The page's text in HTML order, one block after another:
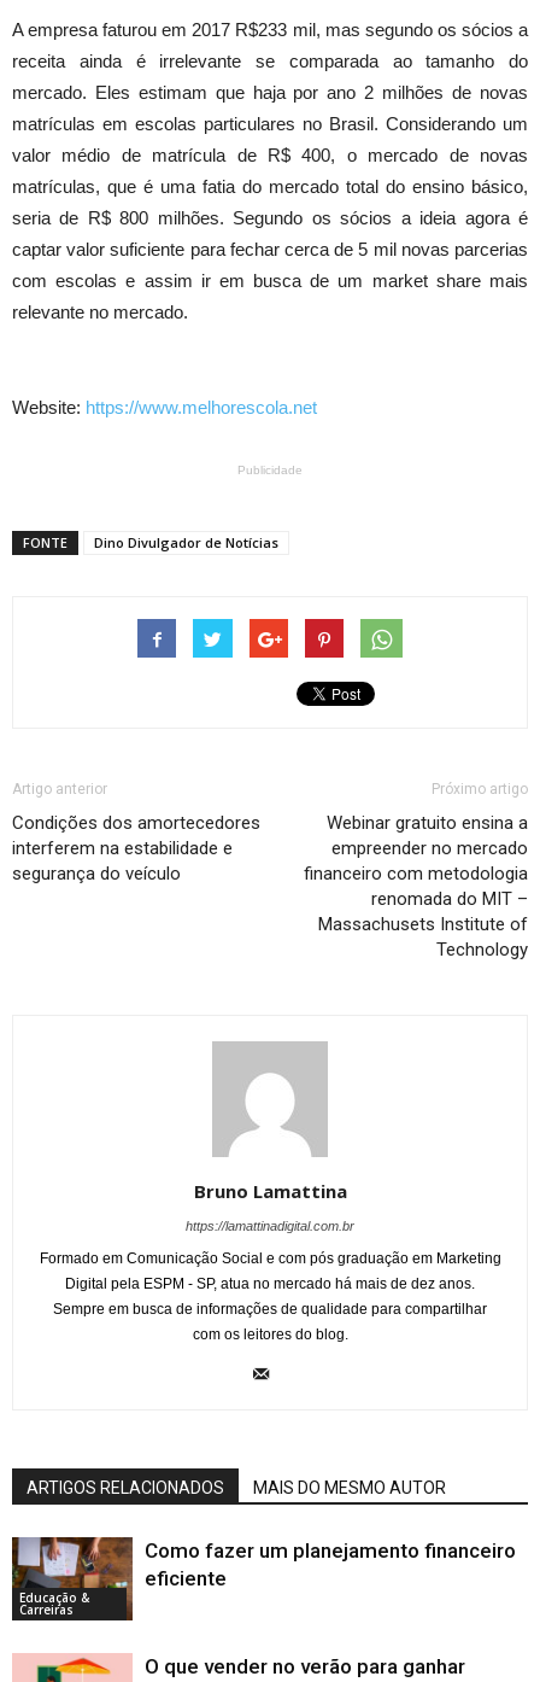
A empresa faturou em 2017 R$233 mil, mas segundo os sócios a
receita ainda é irrelevante se comparada ao tamanho do
mercado. Eles estimam que haja por ano 2 milhões de novas
matrículas em escolas particulares no Brasil. Considerando um
valor médio de matrícula de R$ 400, o mercado de novas
matrículas, que é uma fatia do mercado total do ensino básico,
seria de R$ 800 milhões. Segundo os sócios a ideia agora é
captar valor suficiente para fechar cerca de 5 mil novas parcerias
com escolas e assim ir em busca de um market share mais
relevante no mercado.
Website: https://www.melhorescola.net
Publicidade
FONTE Dino Divulgador de Notícias
Artigo anterior
Condições dos amortecedores
interferem na estabilidade e
segurança do veículo
Próximo artigo
Webinar gratuito ensina a
empreender no mercado
financeiro com metodologia
renomada do MIT –
Massachusets Institute of
Technology
Bruno Lamattina
https://lamattinadigital.com.br
Formado em Comunicação Social e com pós graduação em Marketing
Digital pela ESPM - SP, atua no mercado há mais de dez anos.
Sempre em busca de informações de qualidade para compartilhar
com os leitores do blog.
ARTIGOS RELACIONADOS MAIS DO MESMO AUTOR
Educação &
Carreiras
Como fazer um planejamento financeiro
eficiente
O que vender no verão para ganhar